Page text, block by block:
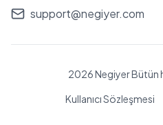
support@negiyer.com
2026 Negiyer Bütün
Kullanıcı Sözleşmesi